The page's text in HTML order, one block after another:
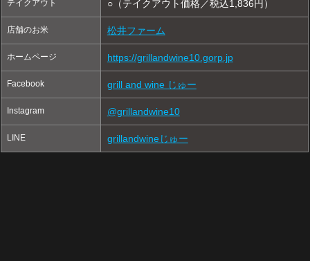
テイクアウト ○（テイクアウト価格／税込1,836円）
店舗のお米 松井ファーム
ホームページ https://grillandwine10.gorp.jp
Facebook grill and wine じゅー
Instagram @grillandwine10
LINE grillandwineじゅー